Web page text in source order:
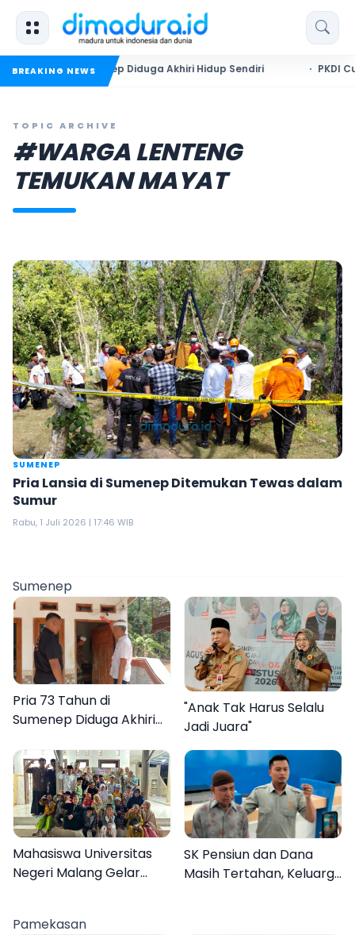
BREAKING NEWS
di Sumenep Diduga Akhiri Hidup Sendiri PKDI Cup II
TOPIC ARCHIVE
#WARGA LENTENG
TEMUKAN MAYAT
SUMENEP
Pria Lansia di Sumenep Ditemukan Tewas dalam
Sumur
Rabu, 1 Juli 2026 | 17:46 WIB
Sumenep
Pria 73 Tahun di
Sumenep Diduga Akhiri
"Anak Tak Harus Selalu
Jadi Juara"
Mahasiswa Universitas
Negeri Malang Gelar
SK Pensiun dan Dana
Masih Tertahan, Keluarga
Pamekasan